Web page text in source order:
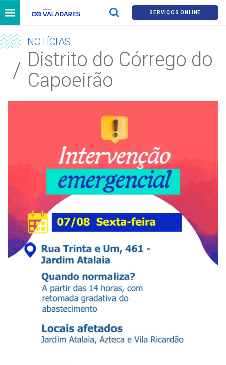
SERVIÇOS ONLINE
NOTÍCIAS
Distrito do Córrego do
Capoeirão